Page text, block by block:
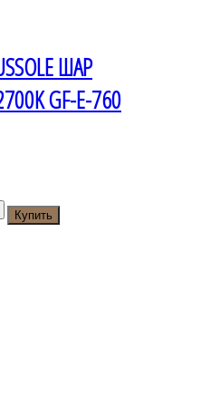
ШАР
GF-E-760